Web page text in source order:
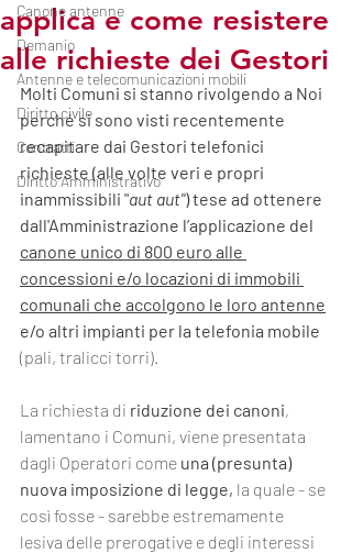
Canone antenne
Demanio
Antenne e telecomunicazioni mobili
Diritto civile
Contratti
Diritto Amministrativo
applica e come resistere
alle richieste dei Gestori
Molti Comuni si stanno rivolgendo a Noi
perché si sono visti recentemente
recapitare dai Gestori telefonici
richieste (alle volte veri e propri
inammissibili "aut aut") tese ad ottenere
dall'Amministrazione l’applicazione del
canone unico di 800 euro alle
concessioni e/o locazioni di immobili
comunali che accolgono le loro antenne
e/o altri impianti per la telefonia mobile
(pali, tralicci torri).
La richiesta di riduzione dei canoni,
lamentano i Comuni, viene presentata
dagli Operatori come una (presunta)
nuova imposizione di legge, la quale - se
così fosse - sarebbe estremamente
lesiva delle prerogative e degli interessi